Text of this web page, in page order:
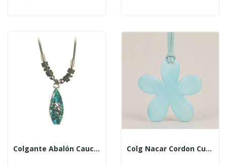
Colgante Abalón Caucho Tabla De Surf Con 2 Delfine Colg Nacar Cordon Cuero Flor Azul